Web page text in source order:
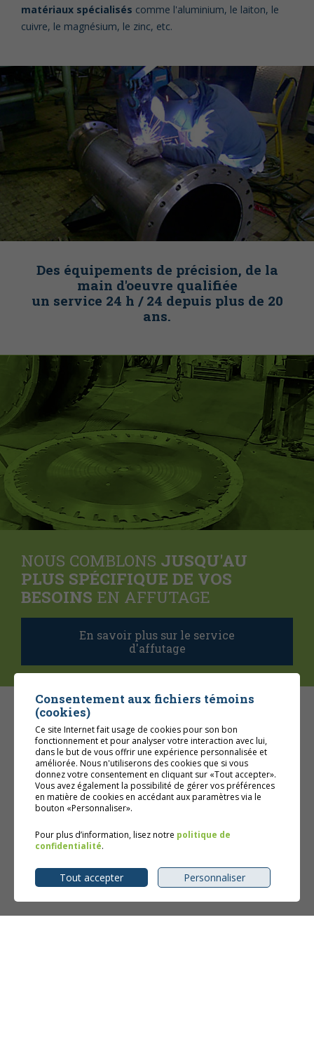
matériaux spécialisés comme l'aluminium, le laiton, le
cuivre, le magnésium, le zinc, etc.
Des équipements de précision, de la
main d'oeuvre qualifiée
un service 24 h / 24 depuis plus de 20
ans.
NOUS COMBLONS JUSQU'AU
PLUS SPÉCIFIQUE DE VOS
BESOINS EN AFFUTAGE
En savoir plus sur le service
d'affutage
Consentement aux fichiers témoins
(cookies)
Ce site Internet fait usage de cookies pour son bon
fonctionnement et pour analyser votre interaction avec lui,
dans le but de vous offrir une expérience personnalisée et
améliorée. Nous n'utiliserons des cookies que si vous
donnez votre consentement en cliquant sur «Tout accepter».
Vous avez également la possibilité de gérer vos préférences
en matière de cookies en accédant aux paramètres via le
bouton «Personnaliser».
Pour plus d’information, lisez notre politique de
confidentialité.
Tout accepter Personnaliser